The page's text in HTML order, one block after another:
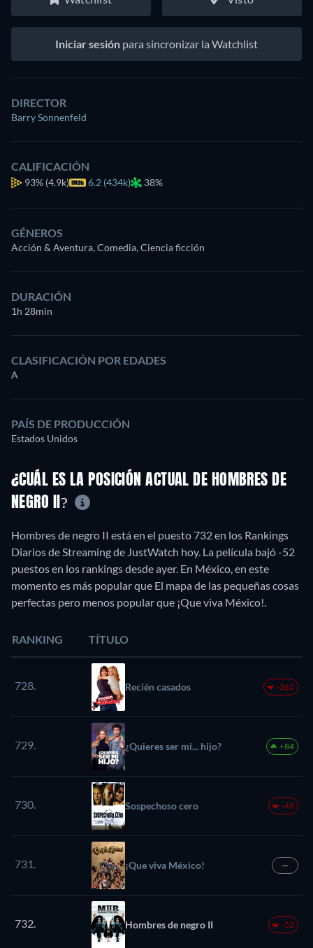
Iniciar sesión para sincronizar la Watchlist
DIRECTOR
Barry Sonnenfeld
CALIFICACIÓN
93% (4.9k) 6.2 (434k) 38%
GÉNEROS
Acción & Aventura, Comedia, Ciencia ficción
DURACIÓN
1h 28min
CLASIFICACIÓN POR EDADES
A
PAÍS DE PRODUCCIÓN
Estados Unidos
¿CUÁL ES LA POSICIÓN ACTUAL DE HOMBRES DE
NEGRO II?
Hombres de negro II está en el puesto 732 en los Rankings
Diarios de Streaming de JustWatch hoy. La película bajó -52
puestos en los rankings desde ayer. En México, en este
momento es más popular que El mapa de las pequeñas cosas
perfectas pero menos popular que ¡Que viva México!.
RANKING TÍTULO
728. Recién casados -262
729. ¿Quieres ser mi... hijo? +84
730. Sospechoso cero -49
731. ¡Que viva México! —
732. Hombres de negro II -52